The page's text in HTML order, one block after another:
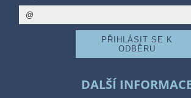
DALŠÍ